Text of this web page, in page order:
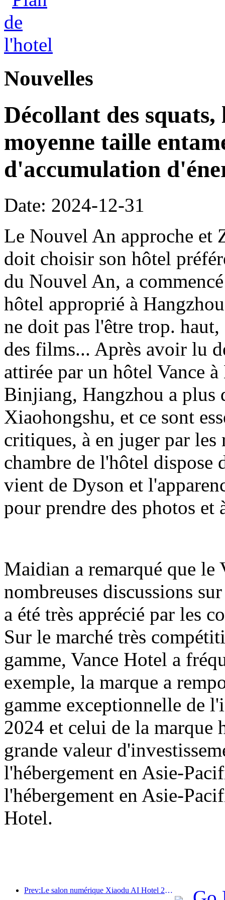
Nouvelles
Décollant des
moyenne taille
d'accumulation
Date: 2024-12-31
Le Nouvel An approche et
doit choisir son hôtel
du Nouvel An, a
hôtel approprié à
ne doit pas l'être trop.
des films... Après avoir lu
attirée par un hôtel Vance
Binjiang, Hangzhou a plus
Xiaohongshu, et ce sont
critiques, à en juger par les
chambre de l'hôtel dispose
vient de Dyson et
pour prendre des photos
Maidian a remarqué que
nombreuses discussions
a été très apprécié par les
Sur le marché très
gamme, Vance Hotel a
exemple, la marque a
gamme exceptionnelle de
2024 et celui de la marque
grande valeur
l'hébergement en Asie-
l'hébergement en Asie-
Hotel.
Prev:Le salon numérique Xiaodu AI Hotel 2024 s'est terminé avec succès ! Accélérer la reconstruction de la future expérience hôtelière